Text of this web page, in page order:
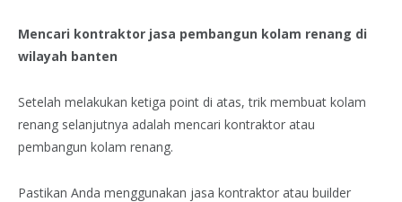
Mencari kontraktor jasa pembangun kolam renang di
wilayah banten
Setelah melakukan ketiga point di atas, trik membuat kolam
renang selanjutnya adalah mencari kontraktor atau
pembangun kolam renang.
Pastikan Anda menggunakan jasa kontraktor atau builder